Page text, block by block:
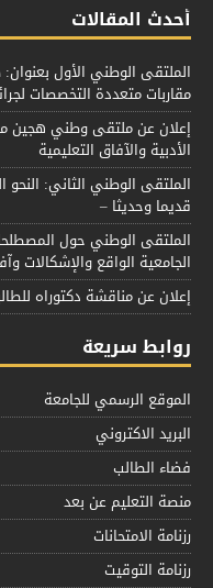
أحدث المقالات
الملتقى الوطني الأول
مقاربات متعددة التخصصات
إعلان عن ملتقى وطني هجين
الأدبية والآفاق التعليمية
الملتقى الوطني الثاني: النحو
قديما وحديثا –
الملتقى الوطني حول
الجامعية الواقع والإشكالات
إعلان عن مناقشة دكتوراه
روابط سريعة
الموقع الرسمي للجامعة
البريد الاكتروني
فضاء الطالب
منصة التعليم عن بعد
رزنامة الامتحانات
رزنامة التوقيت